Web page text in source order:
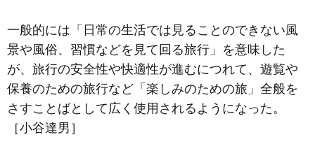
一般的には「日常の生活では見ることのできない風
景や風俗、習慣などを見て回る旅行」を意味した
が、旅行の安全性や快適性が進むにつれて、遊覧や
保養のための旅行など「楽しみのための旅」全般を
さすことばとして広く使用されるようになった。
［小谷達男］